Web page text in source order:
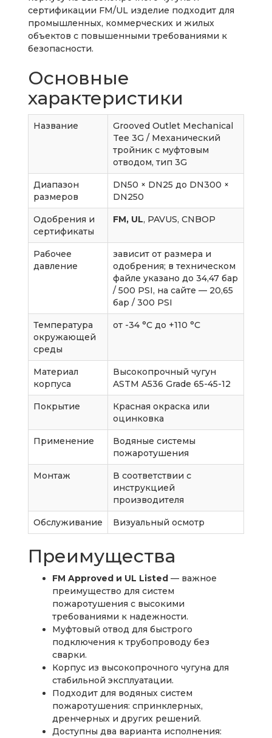
сертификации FM/UL изделие подходит для
промышленных, коммерческих и жилых
объектов с повышенными требованиями к
безопасности.
Основные
характеристики
Название
Grooved Outlet Mechanical
Tee 3G / Механический
тройник с муфтовым
отводом, тип 3G
Диапазон
размеров
DN50 × DN25 до DN300 ×
DN250
Одобрения и
сертификаты
FM, UL, PAVUS, CNBOP
Рабочее
давление
зависит от размера и
одобрения; в техническом
файле указано до 34,47 бар
/ 500 PSI, на сайте — 20,65
бар / 300 PSI
Температура
окружающей
среды
от -34 °C до +110 °C
Материал
корпуса
Высокопрочный чугун
ASTM A536 Grade 65-45-12
Покрытие
Красная окраска или
оцинковка
Применение
Водяные системы
пожаротушения
Монтаж
В соответствии с
инструкцией
производителя
Обслуживание Визуальный осмотр
Преимущества
FM Approved и UL Listed — важное
преимущество для систем
пожаротушения с высокими
требованиями к надежности.
Муфтовый отвод для быстрого
подключения к трубопроводу без
сварки.
Корпус из высокопрочного чугуна для
стабильной эксплуатации.
Подходит для водяных систем
пожаротушения: спринклерных,
дренчерных и других решений.
Доступны два варианта исполнения: